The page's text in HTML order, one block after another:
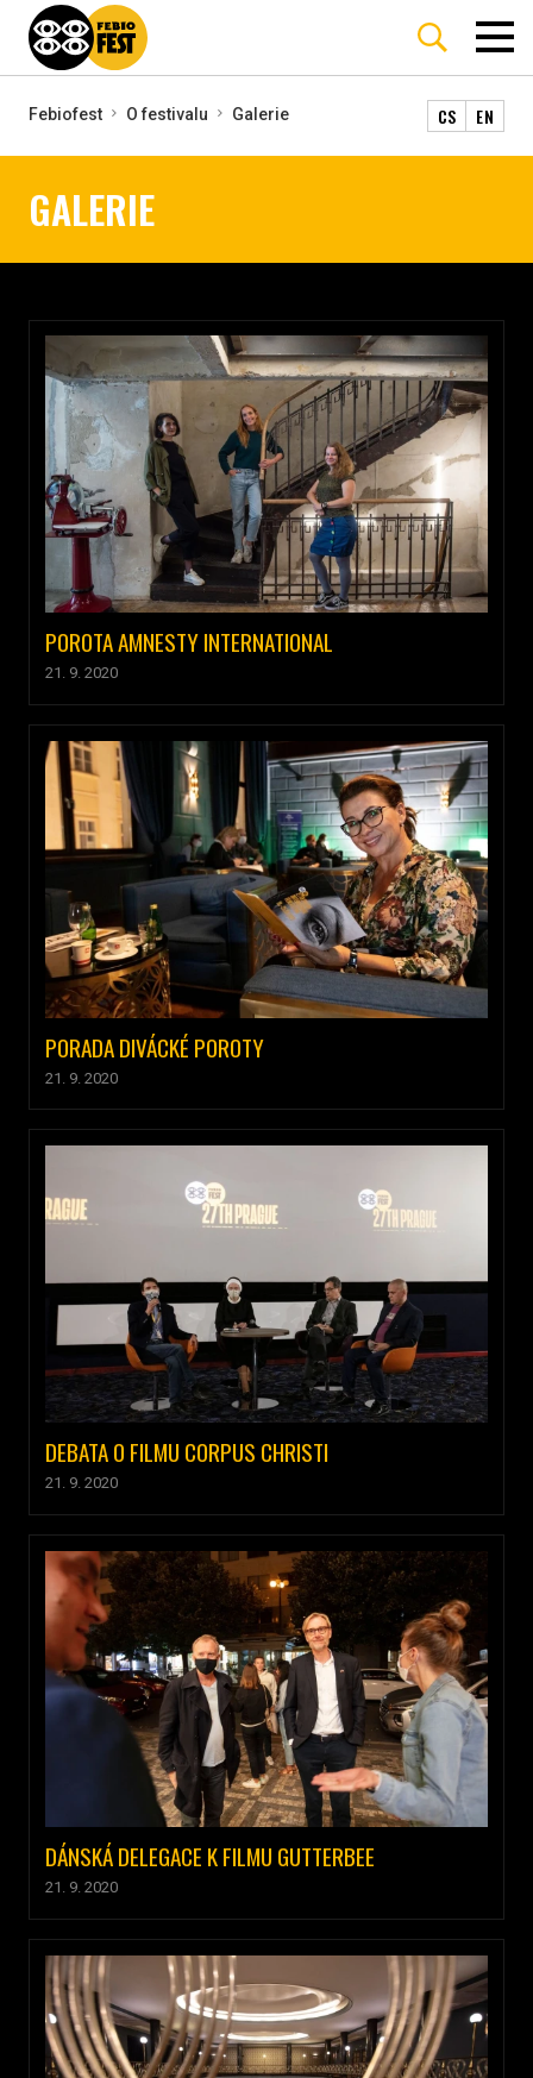
Febiofest O festivalu Galerie CS EN
GALERIE
POROTA AMNESTY INTERNATIONAL
21. 9. 2020
PORADA DIVÁCKÉ POROTY
21. 9. 2020
DEBATA O FILMU CORPUS CHRISTI
21. 9. 2020
DÁNSKÁ DELEGACE K FILMU GUTTERBEE
21. 9. 2020